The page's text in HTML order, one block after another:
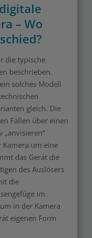
– Wo
die typische
beschrieben.
solches Modell
gleich. Die
Fällen über einen
„anvisieren“
Kamera um eine
das Gerät die
des Auslösers
die
im
in der Kamera
eigenen Form